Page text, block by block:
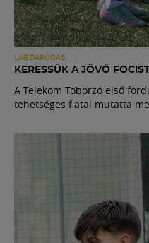
LABDARÚGÁS
KERESSÜK A JÖVŐ
A Telekom Toborzó első
tehetséges fiatal mutatta